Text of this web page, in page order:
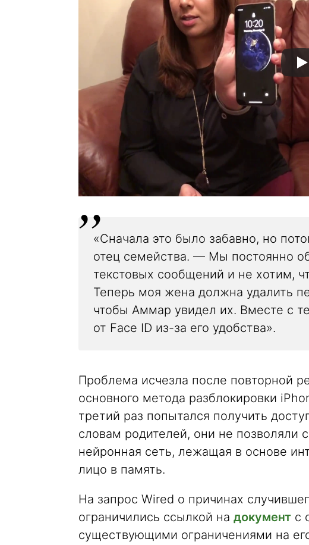
«Сначала это было забавно, но
отец семейства. — Мы постоянно
текстовых сообщений и не хотим,
Теперь моя жена должна удалить
чтобы Аммар увидел их. Вместе с
от Face ID из-за его удобства».
Проблема исчезла после повторной
основного метода разблокировки
третий раз попытался получить
словам родителей, они не позволяли
нейронная сеть, лежащая в основе
лицо в память.
На запрос Wired о причинах
ограничились ссылкой на документ с
существующими ограничениями на